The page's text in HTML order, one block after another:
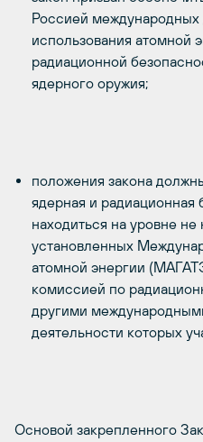
Россией международных
использования атомной
радиационной
ядерного оружия;
положения закона
ядерная и радиационная
находиться на уровне
установленных
атомной энергии
комиссией по
другими
деятельности которых
Основой закрепленного